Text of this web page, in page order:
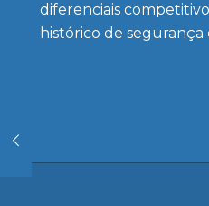
diferenciais
histórico de segurança